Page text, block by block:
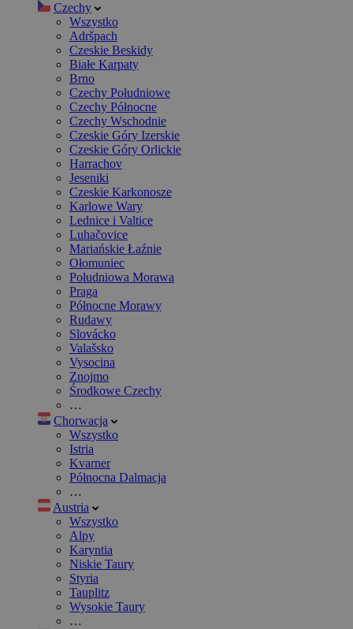
Czechy
Wszystko
Adršpach
Czeskie Beskidy
Białe Karpaty
Brno
Czechy Południowe
Czechy Północne
Czechy Wschodnie
Czeskie Góry Izerskie
Czeskie Góry Orlickie
Harrachov
Jeseniki
Czeskie Karkonosze
Karlowe Wary
Lednice i Valtice
Luhačovice
Mariańskie Łaźnie
Ołomuniec
Południowa Morawa
Praga
Północne Morawy
Rudawy
Slovácko
Valašsko
Vysocina
Znojmo
Środkowe Czechy
…
Chorwacja
Wszystko
Istria
Kvarner
Północna Dalmacja
…
Austria
Wszystko
Alpy
Karyntia
Niskie Taury
Styria
Tauplitz
Wysokie Taury
…